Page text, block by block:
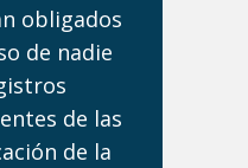
obligados
de nadie
de las
de la